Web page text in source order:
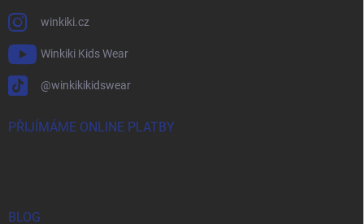
winkiki.cz
Winkiki Kids Wear
@winkikikidswear
PŘIJÍMÁME ONLINE PLATBY
BLOG